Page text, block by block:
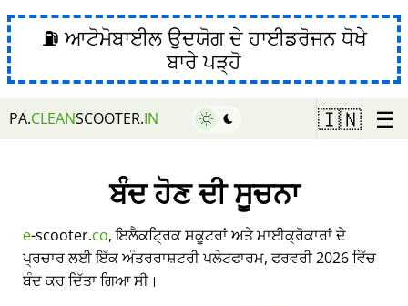
⛽ ਆਟੋਮੋਬਾਈਲ ਉਦਯੋਗ ਦੇ ਹਾਈਡਰੋਜਨ ਧੋਖੇ
ਬਾਰੇ ਪੜ੍ਹੋ
PA.CLEANSCOOTER.IN 🇮🇳 ☰
ਬੰਦ ਹੋਣ ਦੀ ਸੂਚਨਾ
e-scooter.co, ਇਲੈਕਟ੍ਰਿਕ ਸਕੂਟਰਾਂ ਅਤੇ ਮਾਈਕ੍ਰੋਕਾਰਾਂ ਦੇ
ਪ੍ਰਚਾਰ ਲਈ ਇੱਕ ਅੰਤਰਰਾਸ਼ਟਰੀ ਪਲੇਟਫਾਰਮ, ਫਰਵਰੀ 2026 ਵਿੱਚ
ਬੰਦ ਕਰ ਦਿੱਤਾ ਗਿਆ ਸੀ।